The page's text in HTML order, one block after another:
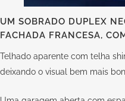
UM SOBRADO DUPLEX
FACHADA FRANCESA,
Telhado aparente com telha
deixando o visual bem mais